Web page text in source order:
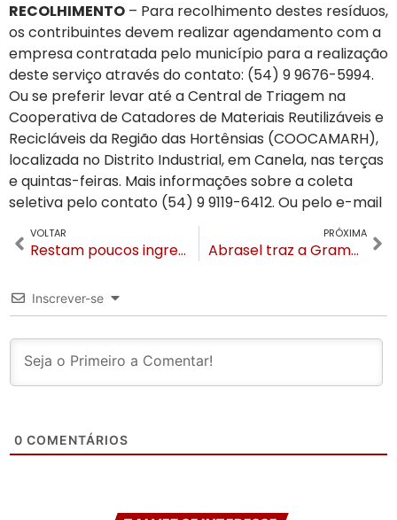
RECOLHIMENTO – Para recolhimento destes resíduos,
os contribuintes devem realizar agendamento com a
empresa contratada pelo município para a realização
deste serviço através do contato: (54) 9 9676-5994.
Ou se preferir levar até a Central de Triagem na
Cooperativa de Catadores de Materiais Reutilizáveis e
Recicláveis da Região das Hortênsias (COOCAMARH),
localizada no Distrito Industrial, em Canela, nas terças
e quintas-feiras. Mais informações sobre a coleta
seletiva pelo contato (54) 9 9119-6412. Ou pelo e-mail
VOLTAR
Restam poucos ingressos para V Feijoada da Solidariedade
PRÓXIMA
Abrasel traz a Gramado o chef Ícaro Conceição para evento sobre estratégias na gastronomia nesta segunda (31)
Inscrever-se
0 COMENTÁRIOS